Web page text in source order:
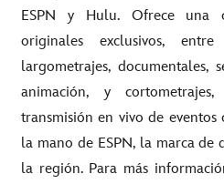
ESPN y Hulu. Ofrece una
originales exclusivos,
largometrajes, documentales,
animación, y
transmisión en vivo de
la mano de ESPN, la marca de
la región. Para más